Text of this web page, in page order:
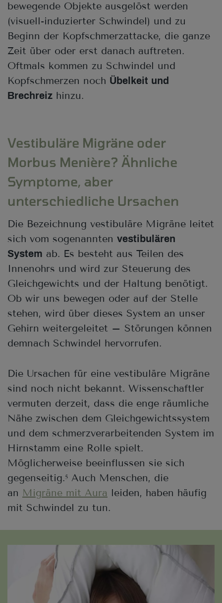
bewegende Objekte ausgelöst werden
(visuell-induzierter Schwindel) und zu
Beginn der Kopfschmerzattacke, die ganze
Zeit über oder erst danach auftreten.
Oftmals kommen zu Schwindel und
Kopfschmerzen noch Übelkeit und
Brechreiz hinzu.
Vestibuläre Migräne oder
Morbus Menière? Ähnliche
Symptome, aber
unterschiedliche Ursachen
Die Bezeichnung vestibuläre Migräne leitet
sich vom sogenannten vestibulären
System ab. Es besteht aus Teilen des
Innenohrs und wird zur Steuerung des
Gleichgewichts und der Haltung benötigt.
Ob wir uns bewegen oder auf der Stelle
stehen, wird über dieses System an unser
Gehirn weitergeleitet – Störungen können
demnach Schwindel hervorrufen.
Die Ursachen für eine vestibuläre Migräne
sind noch nicht bekannt. Wissenschaftler
vermuten derzeit, dass die enge räumliche
Nähe zwischen dem Gleichgewichtssystem
und dem schmerzverarbeitenden System im
Hirnstamm eine Rolle spielt.
Möglicherweise beeinflussen sie sich
gegenseitig.5 Auch Menschen, die
an Migräne mit Aura leiden, haben häufig
mit Schwindel zu tun.